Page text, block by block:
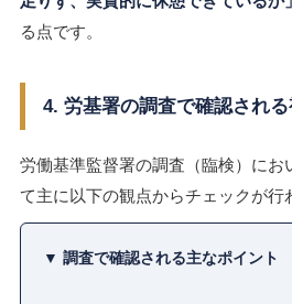
る点です。
4. 労基署の調査で確認される
労働基準監督署の調査（臨検）にお
て主に以下の観点からチェックが行
▼ 調査で確認される主なポイント